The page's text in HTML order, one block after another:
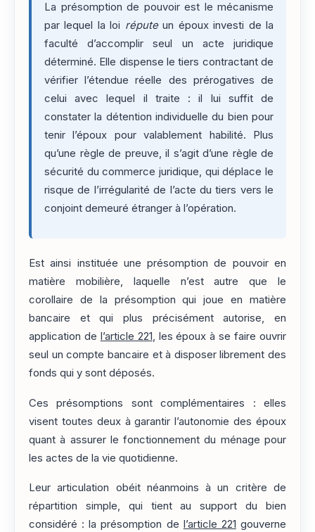
La présomption de pouvoir est le mécanisme
par lequel la loi réputeun époux investi de la
faculté d’accomplir seul un acte juridique
déterminé. Elle dispense le tiers contractant de
vérifier l’étendue réelle des prérogatives de
celui avec lequel il traite : il lui suffit de
constater la détention individuelle du bien pour
tenir l’époux pour valablement habilité. Plus
qu’une règle de preuve, il s’agit d’une règle de
sécurité du commerce juridique, qui déplace le
risque de l’irrégularité de l’acte du tiers vers le
conjoint demeuré étranger à l’opération.
Est ainsi instituée une présomption de pouvoir en
matière mobilière, laquelle n’est autre que le
corollaire de la présomption qui joue en matière
bancaire et qui plus précisément autorise, en
application de l’article 221, les époux à se faire ouvrir
seul un compte bancaire et à disposer librement des
fonds qui y sont déposés.
Ces présomptions sont complémentaires : elles
visent toutes deux à garantir l’autonomie des époux
quant à assurer le fonctionnement du ménage pour
les actes de la vie quotidienne.
Leur articulation obéit néanmoins à un critère de
répartition simple, qui tient au support du bien
considéré : la présomption de l’article 221 gouverne